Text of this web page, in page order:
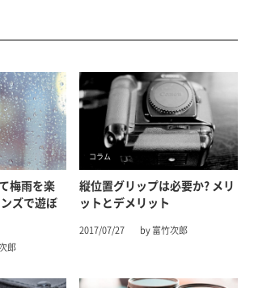
梅雨を楽
ズで遊ぼ
郎
コラム
縦位置グリップは必要か? メリ
ットとデメリット
2017/07/27 by 富竹次郎